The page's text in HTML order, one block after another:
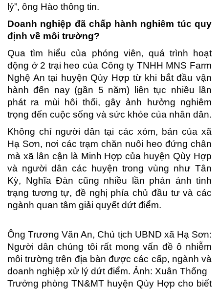
lý”, ông Hào thông tin.
Doanh nghiệp đã chấp hành nghiêm túc quy
định về môi trường?
Qua tìm hiểu của phóng viên, quá trình hoạt
động ở 2 trại heo của Công ty TNHH MNS Farm
Nghệ An tại huyện Qùy Hợp từ khi bắt đầu vận
hành đến nay (gần 5 năm) liên tục nhiều lần
phát ra mùi hôi thối, gây ảnh hưởng nghiêm
trọng đến cuộc sống và sức khỏe của nhân dân.
Không chỉ người dân tại các xóm, bản của xã
Hạ Sơn, nơi các trạm chăn nuôi heo đứng chân
mà xã lân cận là Minh Hợp của huyện Qùy Hợp
và người dân các huyện trong vùng như Tân
Kỳ, Nghĩa Đàn cũng nhiều lần phản ánh tình
trạng tương tự, đề nghị phía chủ đầu tư và các
ngành quan tâm giải quyết dứt điểm.
Ông Trương Văn An, Chủ tịch UBND xã Hạ Sơn:
Người dân chúng tôi rất mong vấn đề ô nhiễm
môi trường trên địa bàn được các cấp, ngành và
doanh nghiệp xử lý dứt điểm. Ảnh: Xuân Thống
Trưởng phòng TN&MT huyện Qùy Hợp cho biết